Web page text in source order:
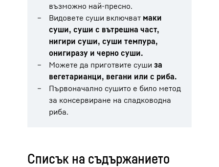
възможно най-пресно.
Видовете суши включват маки
суши, суши с вътрешна част,
нигири суши, суши темпура,
онигиразу и черно суши.
Можете да приготвите суши за
вегетарианци, вегани или с риба.
Първоначално сушито е било метод
за консервиране на сладководна
риба.
Списък на съдържанието